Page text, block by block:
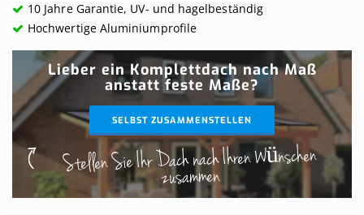
10 Jahre Garantie, UV- und hagelbeständig
Hochwertige Aluminiumprofile
Lieber ein Komplettdach nach Maß
anstatt feste Maße?
SELBST ZUSAMMENSTELLEN
Stellen Sie Ihr Dach nach Ihren Wünschen
zusammen